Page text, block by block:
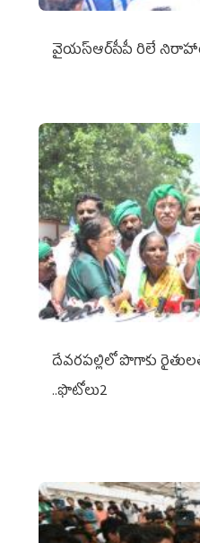
వైయ‌స్ఆర్‌సీపీ రిలే నిరాహార
దేవరపల్లిలో పొగాకు
..ఫొటోలు2